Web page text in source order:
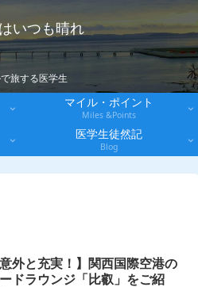
いつも晴れ
旅する医学生
マイル・ポイント
Miles &Points
医学生徒然記
Blog
意外と充実！】関西国際空港の
ドラウンジ「比叡」をご紹